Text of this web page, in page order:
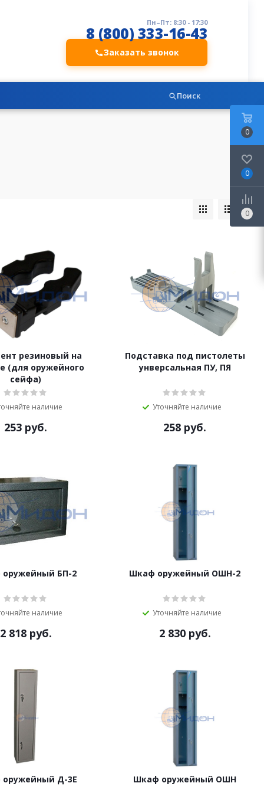
Пн–Пт: 8:30 - 17:30
8 (800) 333-16-43
Заказать звонок
Поиск
резиновый на
(для оружейного
сейфа)
наличие
253 руб.
Подставка под пистолеты
унверсальная ПУ, ПЯ
Уточняйте наличие
258 руб.
БП-2
наличие
2 818руб.
Шкаф оружейный ОШН-2
Уточняйте наличие
2 830руб.
Д-3Е Шкаф оружейный ОШН
0
0
0